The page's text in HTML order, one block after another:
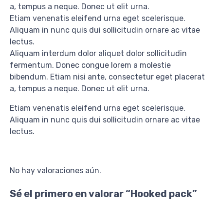
a, tempus a neque. Donec ut elit urna.
Etiam venenatis eleifend urna eget scelerisque.
Aliquam in nunc quis dui sollicitudin ornare ac vitae
lectus.
Aliquam interdum dolor aliquet dolor sollicitudin
fermentum. Donec congue lorem a molestie
bibendum. Etiam nisi ante, consectetur eget placerat
a, tempus a neque. Donec ut elit urna.
Etiam venenatis eleifend urna eget scelerisque.
Aliquam in nunc quis dui sollicitudin ornare ac vitae
lectus.
No hay valoraciones aún.
Sé el primero en valorar “Hooked pack”